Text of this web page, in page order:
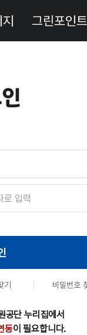
그린포인트
기 비밀번호
공단 누리집에서
동이 필요합니다.